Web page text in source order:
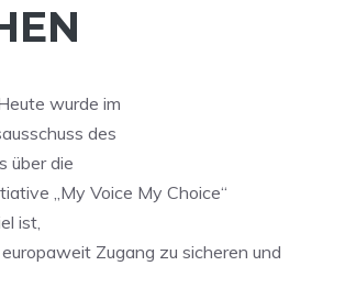
wurde im
des
über die
„My Voice My Choice“
ist,
Zugang zu sicheren und